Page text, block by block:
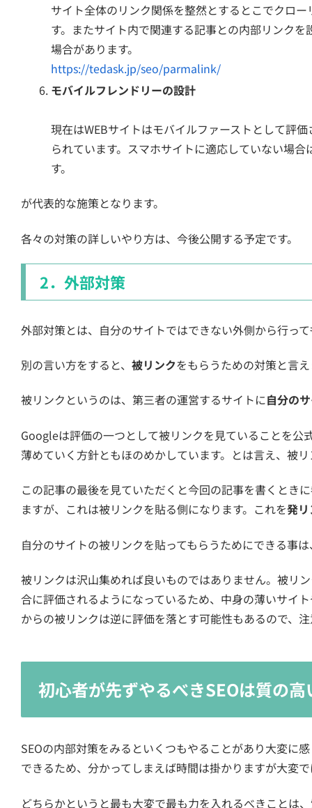
サイト全体のリンク関係を整然とするとこでクロ
す。またサイト内で関連する記事との内部リンク
場合があります。
https://tedask.jp/seo/parmalink/
モバイルフレンドリーの設計
現在はWEBサイトはモバイルファーストとして評
られています。スマホサイトに適応していない場
す。
が代表的な施策となります。
各々の対策の詳しいやり方は、今後公開する予定です。
2．外部対策
外部対策とは、自分のサイトではできない外側から行っ
別の言い方をすると、 被リンクをもらうための対策と言
被リンクというのは、第三者の運営するサイトに自分の
Googleは評価の一つとして被リンクを見ていることを
薄めていく方針ともほのめかしています。とは言え、被
この記事の最後を見ていただくと今回の記事を書くとき
ますが、これは被リンクを貼る側になります。これを発
自分のサイトの被リンクを貼ってもらうためにできる事
被リンクは沢山集めれば良いものではありません。被リ
合に評価されるようになっているため、中身の薄いサイ
からの被リンクは逆に評価を落とす可能性もあるので、
初心者が先ずやるべきSEOは質の
SEOの内部対策をみるといくつもやることがあり大変に
できるため、分かってしまえば時間は掛かりますが大変
どちらかというと最も大変で最も力を入れるべきことは、